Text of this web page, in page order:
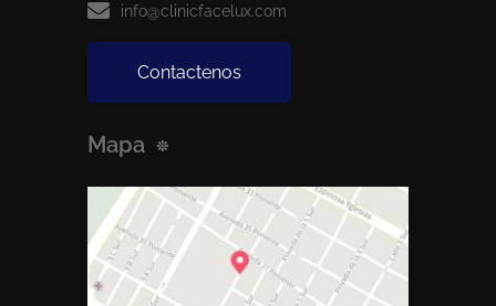
info@clinicfacelux.com
Contactenos
Mapa